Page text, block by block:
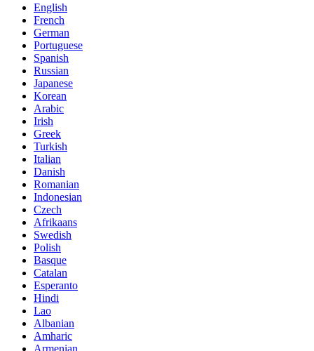
English
French
German
Portuguese
Spanish
Russian
Japanese
Korean
Arabic
Irish
Greek
Turkish
Italian
Danish
Romanian
Indonesian
Czech
Afrikaans
Swedish
Polish
Basque
Catalan
Esperanto
Hindi
Lao
Albanian
Amharic
Armenian